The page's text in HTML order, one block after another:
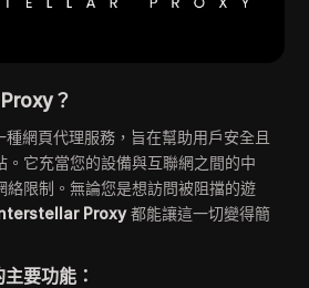
？
網頁代理服務，旨在幫助用戶安全且
。它充當您的設備與互聯網之間的中
絡限制。無論您是想訪問被阻擋的遊
Proxy都能讓這一切變得簡
要功能：